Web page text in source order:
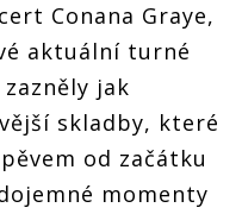
Conana Graye,
aktuální turné
jak
skladby, které
od začátku
momenty